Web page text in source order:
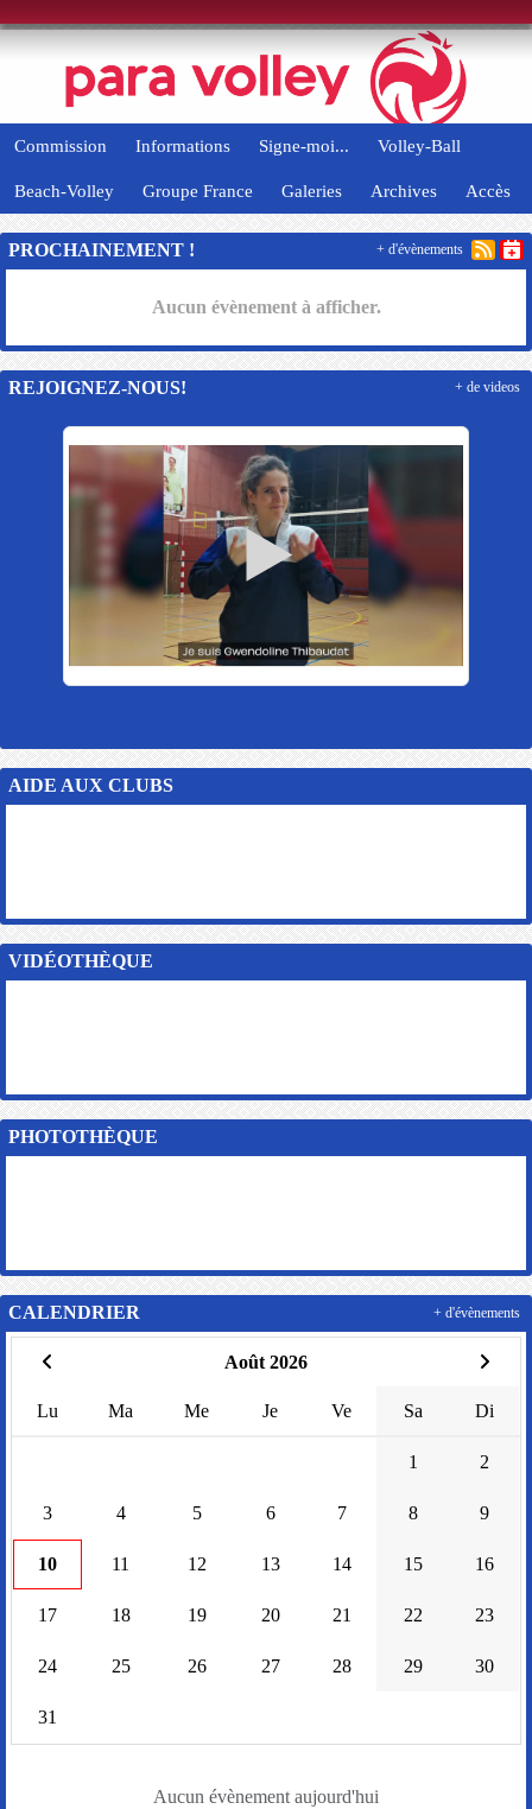
Commission Informations Signe-moi... Volley-Ball
Beach-Volley Groupe France Galeries Archives Accès
PROCHAINEMENT !
Aucun évènement à afficher.
+ d'évènements
REJOIGNEZ-NOUS! + de videos
AIDE AUX CLUBS
VIDÉOTHÈQUE
PHOTOTHÈQUE
CALENDRIER
Août 2026
Lu Ma Me Je Ve Sa Di
1 2
3 4 5 6 7 8 9
10 11 12 13 14 15 16
17 18 19 20 21 22 23
24 25 26 27 28 29 30
31
Aucun évènement aujourd'hui
+ d'évènements